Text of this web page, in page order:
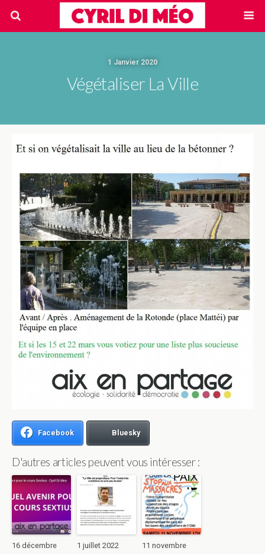
1 Janvier 2020
Végétaliser La Ville
Facebook Bluesky
D'autres articles peuvent vous intéresser :
16 décembre
1 juillet 2022
11 novembre